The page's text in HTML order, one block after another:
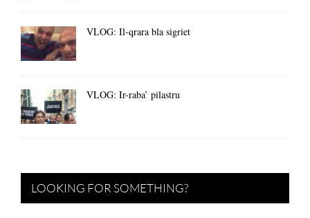
VLOG: Il-qrara bla sigriet
VLOG: Ir-raba’ pilastru
LOOKING FOR SOMETHING?